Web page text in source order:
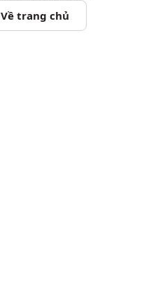
Về trang chủ